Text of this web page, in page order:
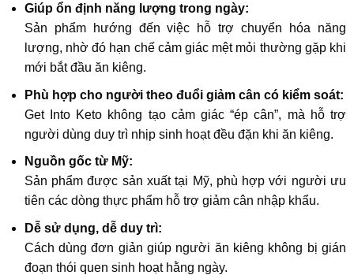
Giúp ổn định năng lượng trong ngày:
Sản phẩm hướng đến việc hỗ trợ chuyển hóa năng
lượng, nhờ đó hạn chế cảm giác mệt mỏi thường gặp khi
mới bắt đầu ăn kiêng.
Phù hợp cho người theo đuổi giảm cân có kiểm soát:
Get Into Keto không tạo cảm giác “ép cân”, mà hỗ trợ
người dùng duy trì nhịp sinh hoạt đều đặn khi ăn kiêng.
Nguồn gốc từ Mỹ:
Sản phẩm được sản xuất tại Mỹ, phù hợp với người ưu
tiên các dòng thực phẩm hỗ trợ giảm cân nhập khẩu.
Dễ sử dụng, dễ duy trì:
Cách dùng đơn giản giúp người ăn kiêng không bị gián
đoạn thói quen sinh hoạt hằng ngày.